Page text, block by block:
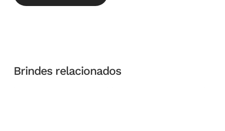
Brindes relacionados